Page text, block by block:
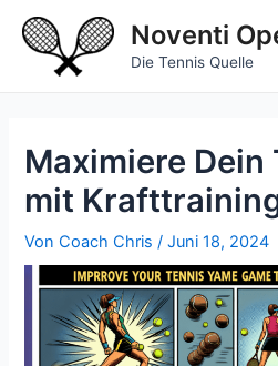
Inhalt
springen
Noventi
Die Tennis Quelle
Maximiere Dein
mit
VonCoach Chris/Juni 18, 2024